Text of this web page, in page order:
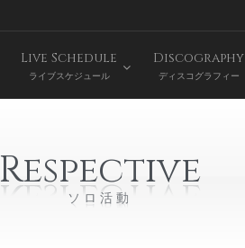
Live Schedule
ライブスケジュール
Discography
ディスコグラフィー
Respective
ソロ活動